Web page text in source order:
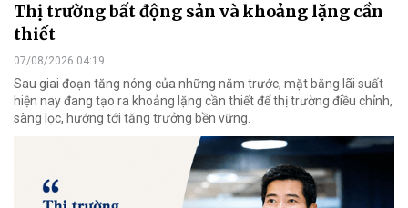
Thị trường bất động sản và khoảng lặng cần
thiết
07/08/2026 04:19
Sau giai đoạn tăng nóng của những năm trước, mặt bằng lãi suất
hiện nay đang tạo ra khoảng lặng cần thiết để thị trường điều chỉnh,
sàng lọc, hướng tới tăng trưởng bền vững.